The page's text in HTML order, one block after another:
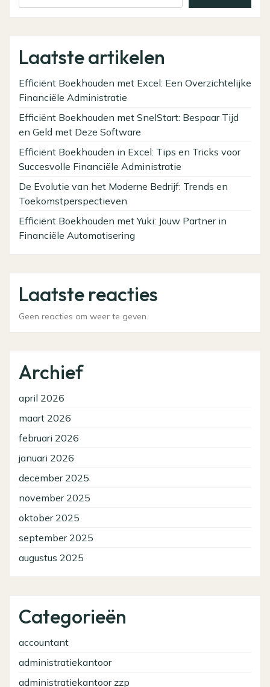
Laatste artikelen
Efficiënt Boekhouden met Excel: Een Overzichtelijke
Financiële Administratie
Efficiënt Boekhouden met SnelStart: Bespaar Tijd
en Geld met Deze Software
Efficiënt Boekhouden in Excel: Tips en Tricks voor
Succesvolle Financiële Administratie
De Evolutie van het Moderne Bedrijf: Trends en
Toekomstperspectieven
Efficiënt Boekhouden met Yuki: Jouw Partner in
Financiële Automatisering
Laatste reacties
Geen reacties om weer te geven.
Archief
april 2026
maart 2026
februari 2026
januari 2026
december 2025
november 2025
oktober 2025
september 2025
augustus 2025
Categorieën
accountant
administratiekantoor
administratiekantoor zzp